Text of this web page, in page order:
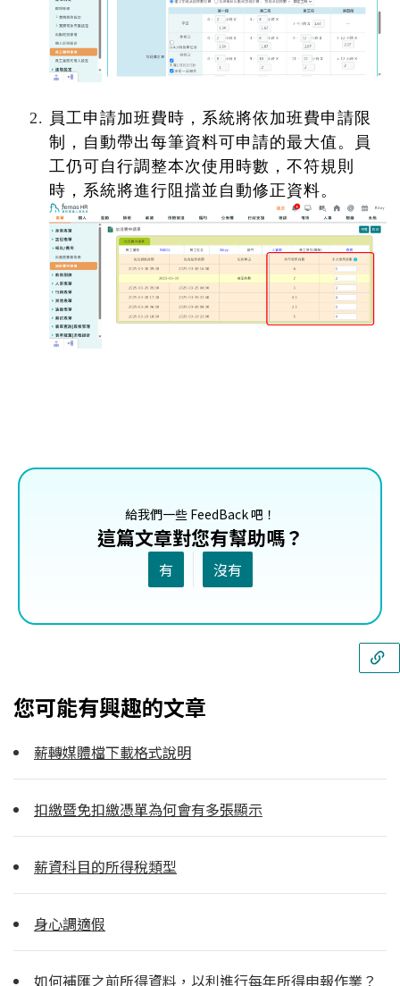
員工申請加班費時，系統將依加班費申請限
制，自動帶出每筆資料可申請的最大值。
員
工仍可自行調整本次使用時數，不符規則
時，系統將進行阻擋並自動修正資料。
給我們一些 FeedBack 吧！
這篇文章對您有幫助嗎？
有 沒有
您可能有興趣的文章
薪轉媒體檔下載格式說明
扣繳暨免扣繳憑單為何會有多張顯示
薪資科目的所得稅類型
身心調適假
如何補匯之前所得資料，以利進行每年所得申報作業？